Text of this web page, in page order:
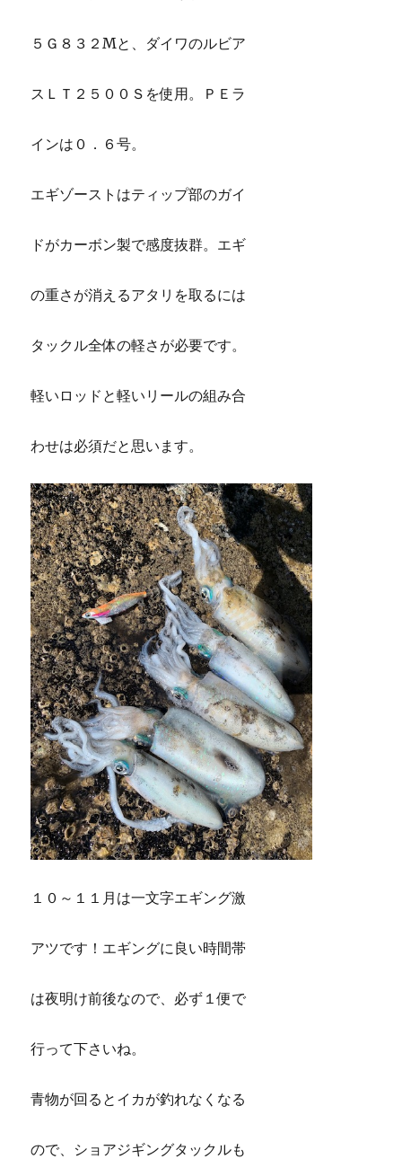
５Ｇ８３２Mと、ダイワのルビア
スＬＴ２５００Ｓを使用。ＰＥラ
インは０．６号。
エギゾーストはティップ部のガイ
ドがカーボン製で感度抜群。エギ
の重さが消えるアタリを取るには
タックル全体の軽さが必要です。
軽いロッドと軽いリールの組み合
わせは必須だと思います。
１０～１１月は一文字エギング激
アツです！エギングに良い時間帯
は夜明け前後なので、必ず１便で
行って下さいね。
青物が回るとイカが釣れなくなる
ので、ショアジギングタックルも